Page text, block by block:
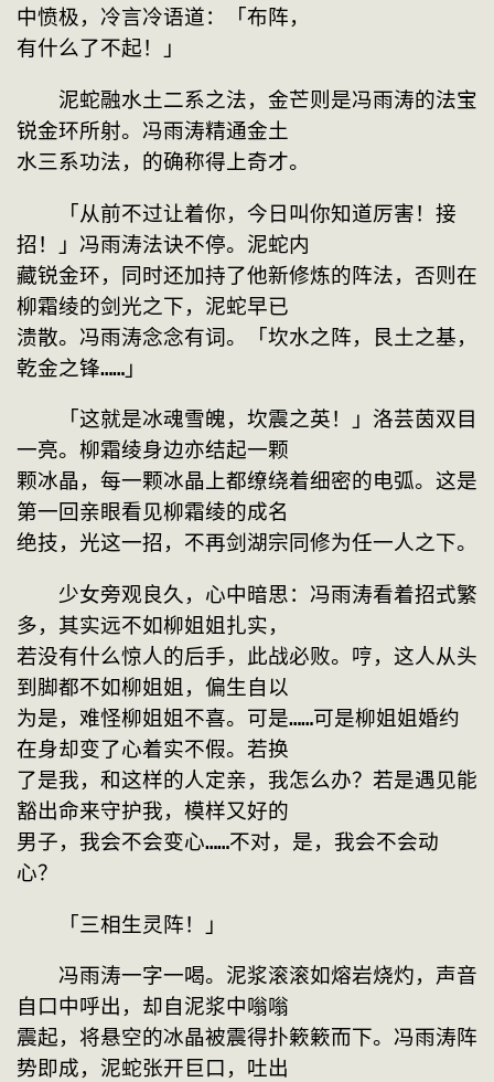
中愤极，冷言冷语道：「布阵，
有什么了不起！」
泥蛇融水土二系之法，金芒则是冯雨涛的法宝
锐金环所射。冯雨涛精通金土
水三系功法，的确称得上奇才。
「从前不过让着你，今日叫你知道厉害！接
招！」冯雨涛法诀不停。泥蛇内
藏锐金环，同时还加持了他新修炼的阵法，否则在
柳霜绫的剑光之下，泥蛇早已
溃散。冯雨涛念念有词。「坎水之阵，艮土之基，
乾金之锋……」
「这就是冰魂雪魄，坎震之英！」洛芸茵双目
一亮。柳霜绫身边亦结起一颗
颗冰晶，每一颗冰晶上都缭绕着细密的电弧。这是
第一回亲眼看见柳霜绫的成名
绝技，光这一招，不再剑湖宗同修为任一人之下。
少女旁观良久，心中暗思：冯雨涛看着招式繁
多，其实远不如柳姐姐扎实，
若没有什么惊人的后手，此战必败。哼，这人从头
到脚都不如柳姐姐，偏生自以
为是，难怪柳姐姐不喜。可是……可是柳姐姐婚约
在身却变了心着实不假。若换
了是我，和这样的人定亲，我怎么办？若是遇见能
豁出命来守护我，模样又好的
男子，我会不会变心……不对，是，我会不会动
心？
「三相生灵阵！」
冯雨涛一字一喝。泥浆滚滚如熔岩烧灼，声音
自口中呼出，却自泥浆中嗡嗡
震起，将悬空的冰晶被震得扑簌簌而下。冯雨涛阵
势即成，泥蛇张开巨口，吐出